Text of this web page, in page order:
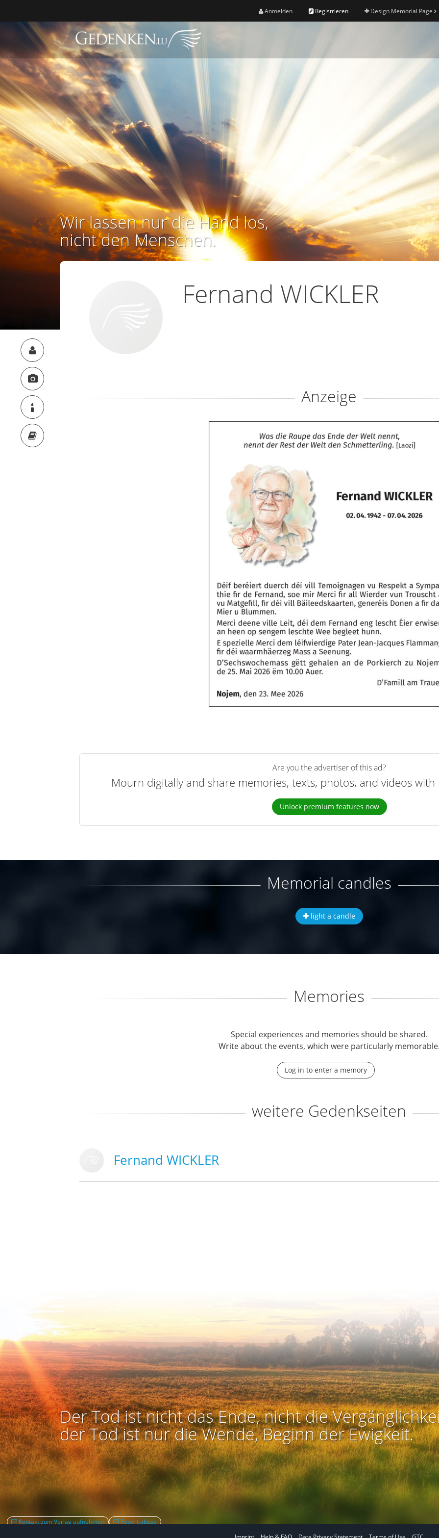
Anmelden Registrieren Design Memorial Page
Wir lassen nur die Hand los,
nicht den Menschen.
Fernand WICKLER
Anzeige
Are you the advertiser of this ad?
Mourn digitally and share memories, texts, photos, and videos
Unlock premium features now
Memorial candles
light a candle
Memories
Special experiences and memories should be shared.
Write about the events, which were particularly
Log in to enter a memory
weitere Gedenkseiten
Fernand WICKLER
Der Tod ist nicht das Ende, nicht die
der Tod ist nur die Wende, Beginn der Ewigkeit.
Kontakt zum Verlag aufnehmen
Report abuse